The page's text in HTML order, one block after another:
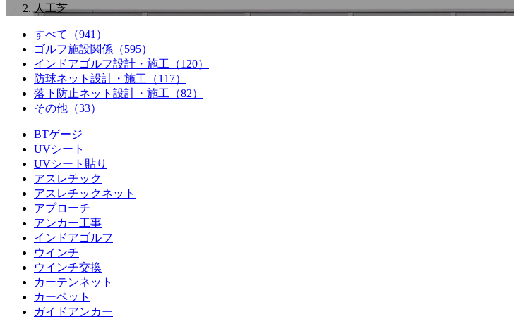
人工芝
すべて
（941）
ゴルフ施設関係 （595）
インドアゴルフ設計・施工 （120）
防球ネット設計・施工 （117）
落下防止ネット設計・施工 （82）
その他 （33）
BTゲージ
UVシート
UVシート貼り
アスレチック
アスレチックネット
アプローチ
アンカー工事
インドアゴルフ
ウインチ
ウインチ交換
カーテンネット
カーペット
ガイドアンカー